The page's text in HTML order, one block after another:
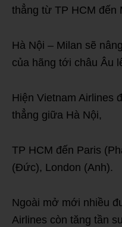
thẳng từ TP HCM đến
Hà Nội – Milan sẽ
của hãng tới châu Âu
Hiện Vietnam Airlines
thẳng giữa Hà Nội,
TP HCM đến Paris
(Đức), London (Anh).
Ngoài mở mới nhiều
Airlines còn tăng tần